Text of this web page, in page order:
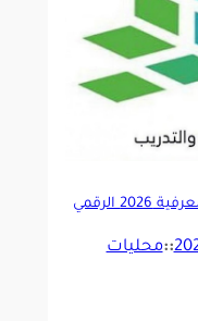
موعد التسجيل في اختبار القدرة المعرفية 2026 الرقمي
::محليات